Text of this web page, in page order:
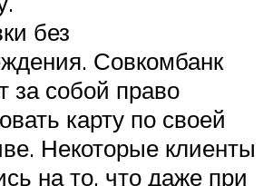
без
Совкомбанк
за собой право
карту по своей
Некоторые клиенты
на то, что даже при